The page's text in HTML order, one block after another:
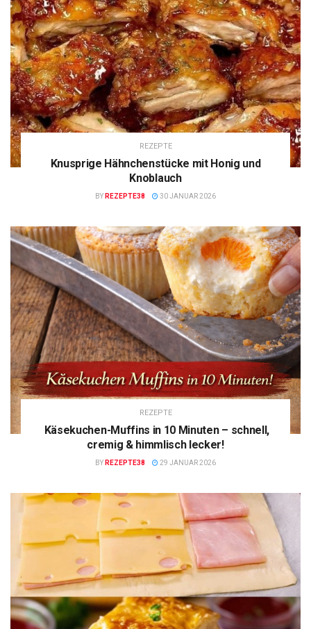
REZEPTE
Knusprige Hähnchenstücke mit Honig und
Knoblauch
BY REZEPTE38 30 JANUAR 2026
REZEPTE
Käsekuchen-Muffins in 10 Minuten – schnell,
cremig & himmlisch lecker!
BY REZEPTE38 29 JANUAR 2026